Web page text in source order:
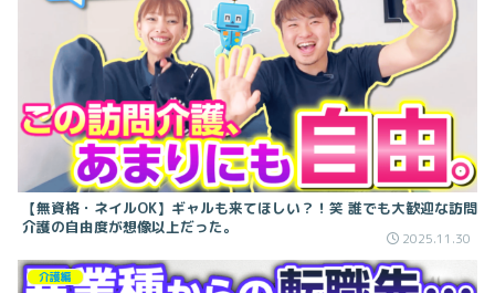
【無資格・ネイルOK】ギャルも来てほしい？！笑 誰でも大歓迎な訪問
介護の自由度が想像以上だった。
2025.11.30
介護編